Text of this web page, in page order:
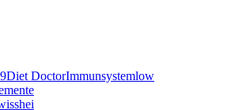
Diet DoctorImmunsystemlow